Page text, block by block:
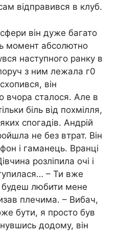
відправився в клуб.
він дуже багато
момент абсолютно
наступного ранку в
з ним лежала г0
він
вчора сталося. Але в
біль від похмілля,
спогадів. Андрій
не без втрат. Він
і гаманець. Вранці
розліпила очі і
– Ти вже
любити мене
плечима. – Вибач,
бути, я просто був
додому, він